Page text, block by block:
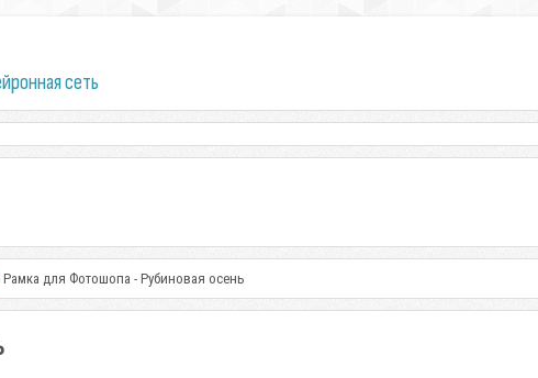
сеть
Рамка для Фотошопа - Рубиновая осень